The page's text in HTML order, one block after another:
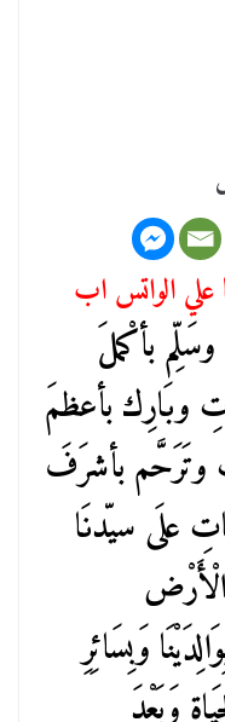
علي الواتس اب
بأكْملَ
وبَارِك بأعظمَ
وتَرَحَّم بأشرَفَ
علَى سيّدنَا
الْأَرْض
وَبِسَائِرِ